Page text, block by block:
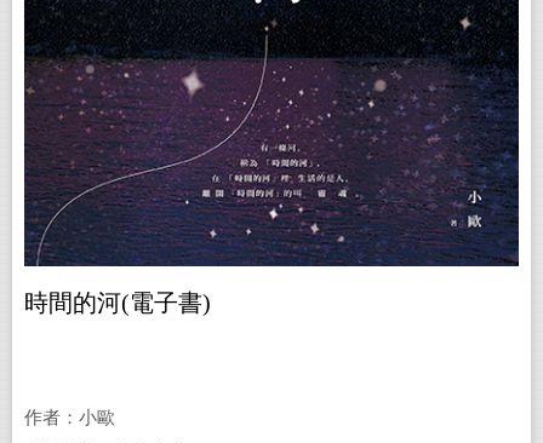
時間的河(電子書)
作者：小歐